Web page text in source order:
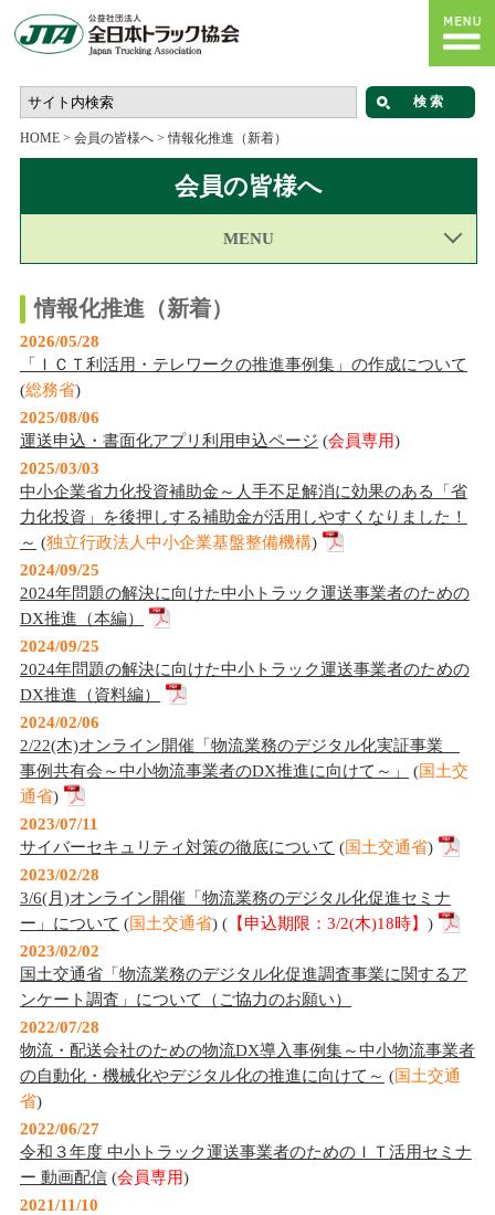
HOME> 会員の皆様へ>情報化推進（新着）
会員の皆様へ
MENU
情報化推進（新着）
2026/05/28
「ＩＣＴ利活用・テレワークの推進事例集」の作成について
(総務省)
2025/08/06
運送申込・書面化アプリ利用申込ページ (会員専用)
2025/03/03
中小企業省力化投資補助金～人手不足解消に効果のある「省
力化投資」を後押しする補助金が活用しやすくなりました！
～ (独立行政法人中小企業基盤整備機構)
2024/09/25
2024年問題の解決に向けた中小トラック運送事業者のための
DX推進（本編）
2024/09/25
2024年問題の解決に向けた中小トラック運送事業者のための
DX推進（資料編）
2024/02/06
2/22(木)オンライン開催「物流業務のデジタル化実証事業
事例共有会～中小物流事業者のDX推進に向けて～」
(国土交
通省)
2023/07/11
サイバーセキュリティ対策の徹底について (国土交通省)
2023/02/28
3/6(月)オンライン開催「物流業務のデジタル化促進セミナ
ー」について (国土交通省) (【申込期限：3/2(木)18時】 )
2023/02/02
国土交通省「物流業務のデジタル化促進調査事業に関するア
ンケート調査」について（ご協力のお願い）
2022/07/28
物流・配送会社のための物流DX導入事例集～中小物流事業者
の自動化・機械化やデジタル化の推進に向けて～ (国土交通
省)
2022/06/27
令和３年度 中小トラック運送事業者のためのＩＴ活用セミナ
ー 動画配信(会員専用)
2021/11/10